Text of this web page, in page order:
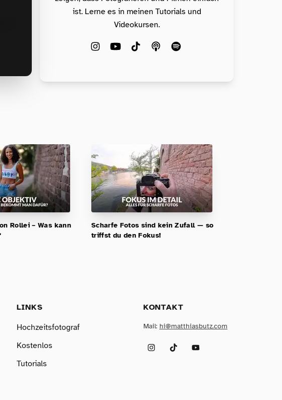
ist. Lerne es in meinen Tutorials und
Videokursen.
Rollei – Was kann
Scharfe Fotos sind kein Zufall — so
triffst du den Fokus!
LINKS
Hochzeitsfotograf
Kostenlos
Tutorials
KONTAKT
Mail: hi@matthiasbutz.com
InstagramTikTokYouTube